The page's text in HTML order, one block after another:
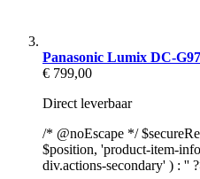
Panasonic Lumix DC-
€ 799,00
Direct leverbaar
/* @noEscape */
$position, 'product-item-
div.actions-secondary' ) : ''